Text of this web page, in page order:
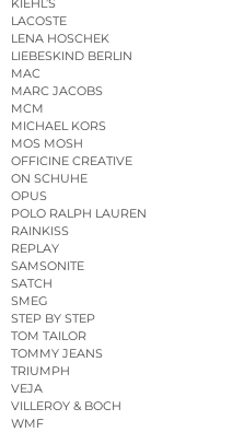
LACOSTE
LENA HOSCHEK
LIEBESKIND BERLIN
MAC
MARC JACOBS
MCM
MICHAEL KORS
MOS MOSH
OFFICINE CREATIVE
ON SCHUHE
OPUS
POLO RALPH LAUREN
RAINKISS
REPLAY
SAMSONITE
SATCH
SMEG
STEP BY STEP
TOM TAILOR
TOMMY JEANS
TRIUMPH
VEJA
VILLEROY & BOCH
WMF